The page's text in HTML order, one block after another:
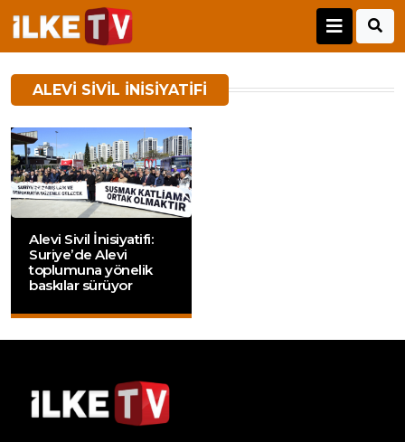
ALEVI SIVIL İNISIYATIFI
Alevi Sivil İnisiyatifi:
Suriye’de Alevi
toplumuna yönelik
baskılar sürüyor